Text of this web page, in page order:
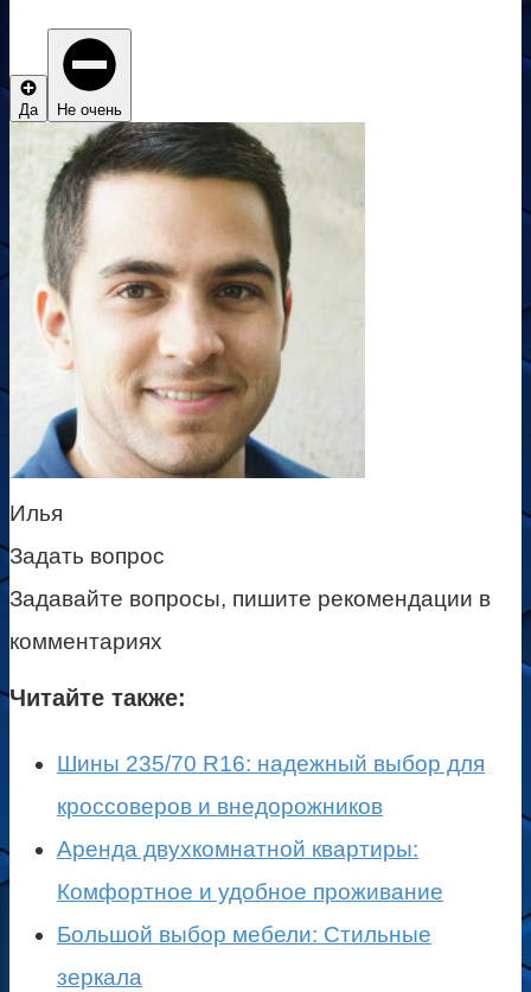
Да Не очень
Илья
Задать вопрос
Задавайте вопросы, пишите рекомендации в
комментариях
Читайте также:
Шины 235/70 R16: надежный выбор для
кроссоверов и внедорожников
Аренда двухкомнатной квартиры:
Комфортное и удобное проживание
Большой выбор мебели: Стильные
зеркала